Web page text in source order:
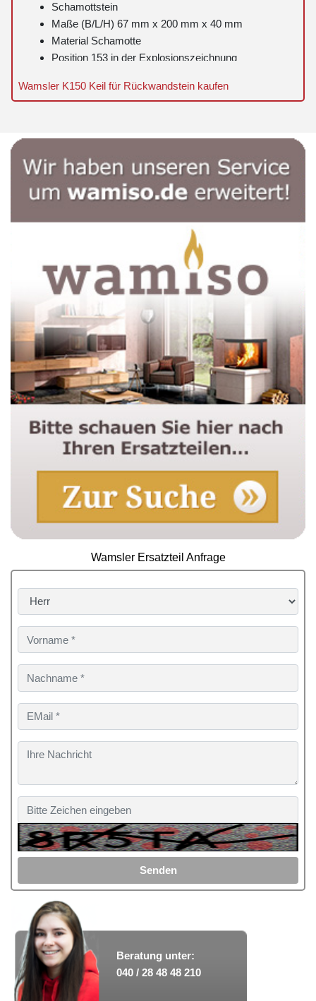
Schamottstein
Maße (B/L/H) 67 mm x 200 mm x 40 mm
Material Schamotte
Position 153 in der Explosionszeichnung
Wamsler K150 Keil für Rückwandstein kaufen
Wamsler Ersatzteil Anfrage
Senden
Beratung unter:
040 / 28 48 48 210